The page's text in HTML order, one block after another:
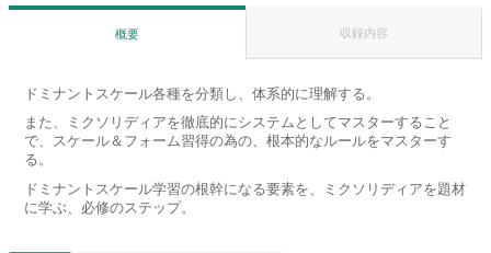
概要 収録内容
ドミナントスケール各種を分類し、体系的に理解する。
また、ミクソリディアを徹底的にシステムとしてマスターすること
で、スケール＆フォーム習得の為の、根本的なルールをマスターす
る。
ドミナントスケール学習の根幹になる要素を、ミクソリディアを題材
に学ぶ、必修のステップ。